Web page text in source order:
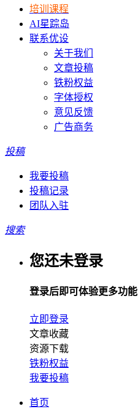
培训课程
AI星踪岛
联系优设
关于我们
文章投稿
铁粉权益
字体授权
意见反馈
广告商务
投稿
我要投稿
投稿记录
团队入驻
搜索
您还未登录
登录后即可体验更多功能
立即登录
文章收藏
资源下载
铁粉权益
我要投稿
首页